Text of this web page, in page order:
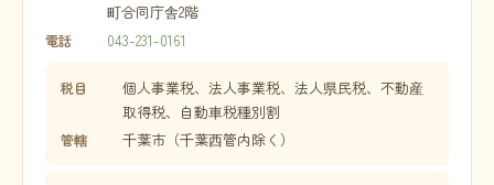
町合同庁舎2階
電話 043-231-0161
税目
個人事業税、法人事業税、法人県民税、不動産
取得税、自動車税種別割
管轄 千葉市（千葉西管内除く）